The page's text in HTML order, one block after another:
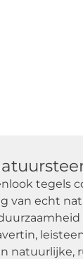
tegels
van echt
natuurlijke,